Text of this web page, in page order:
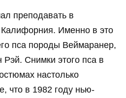
преподавать в
Калифорния. Именно в это
пса породы Веймаранер,
Рэй. Снимки этого пса в
настолько
что в 1982 году нью-